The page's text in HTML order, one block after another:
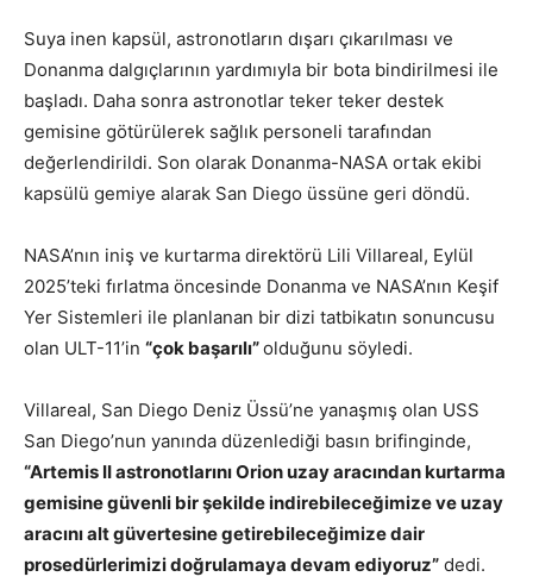
Suya inen kapsül, astronotların dışarı çıkarılması ve
Donanma dalgıçlarının yardımıyla bir bota bindirilmesi ile
başladı. Daha sonra astronotlar teker teker destek
gemisine götürülerek sağlık personeli tarafından
değerlendirildi. Son olarak Donanma-NASA ortak ekibi
kapsülü gemiye alarak San Diego üssüne geri döndü.
NASA’nın iniş ve kurtarma direktörü Lili Villareal, Eylül
2025’teki fırlatma öncesinde Donanma ve NASA’nın Keşif
Yer Sistemleri ile planlanan bir dizi tatbikatın sonuncusu
olan ULT-11’in “çok başarılı”olduğunu söyledi.
Villareal, San Diego Deniz Üssü’ne yanaşmış olan USS
San Diego’nun yanında düzenlediği basın brifinginde,
“Artemis II astronotlarını Orion uzay aracından kurtarma
gemisine güvenli bir şekilde indirebileceğimize ve uzay
aracını alt güvertesine getirebileceğimize dair
prosedürlerimizi doğrulamaya devam ediyoruz” dedi.